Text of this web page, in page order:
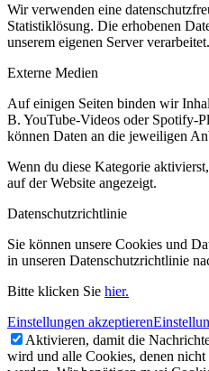
Wir verwenden eine
Statistiklösung. Die erhobenen
unserem eigenen Server verarbeitet.
Externe Medien
Auf einigen Seiten binden wir
B. YouTube-Videos oder Spotify-
können Daten an die jeweiligen
Wenn du diese Kategorie
auf der Website angezeigt.
Datenschutzrichtlinie
Sie können unsere Cookies und
in unseren Datenschutzrichtlinie
Bitte klicken Sie hier.
Einstellungen akzeptieren
Aktivieren, damit die
wird und alle Cookies, denen